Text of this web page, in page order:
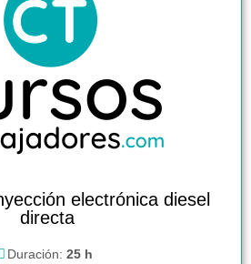
electrónica diesel
directa
Duración: 25 h